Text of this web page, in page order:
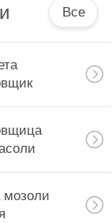
Все